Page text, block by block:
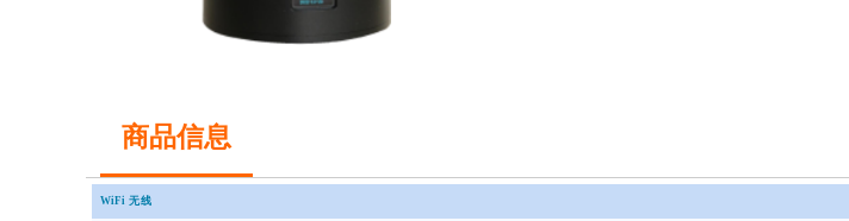
商品信息
WiFi 无线